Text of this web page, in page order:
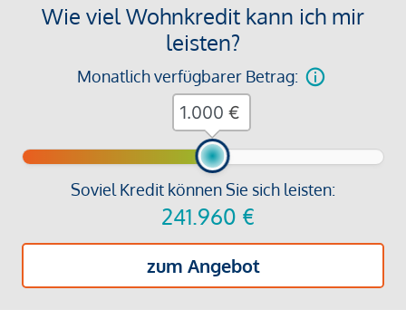
Wie viel Wohnkredit kann ich mir
leisten?
Monatlich verfügbarer Betrag:
Soviel Kredit können Sie sich leisten:
241.960 €
zum Angebot
€